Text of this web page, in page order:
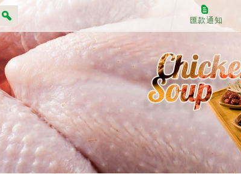
匯款通知